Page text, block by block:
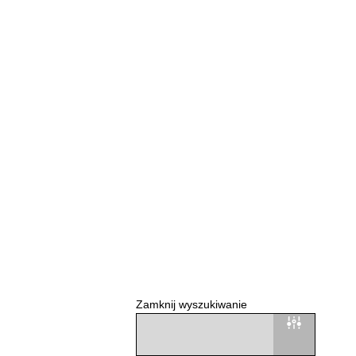
Zamknij wyszukiwanie